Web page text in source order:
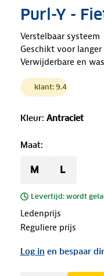
Purl-Y -
Verstelbaar systeem
Geschikt voor langer
Verwijderbare en
klant: 9.4
Kleur: Antraciet
Maat:
M L
Levertijd: wordt
Ledenprijs
Reguliere prijs
Log in en bespaar